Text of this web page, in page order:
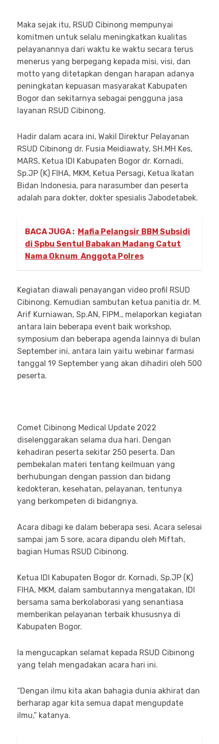
Maka sejak itu, RSUD Cibinong mempunyai
komitmen untuk selalu meningkatkan kualitas
pelayanannya dari waktu ke waktu secara terus
menerus yang berpegang kepada misi, visi, dan
motto yang ditetapkan dengan harapan adanya
peningkatan kepuasan masyarakat Kabupaten
Bogor dan sekitarnya sebagai pengguna jasa
layanan RSUD Cibinong.
Hadir dalam acara ini, Wakil Direktur Pelayanan
RSUD Cibinong dr. Fusia Meidiawaty, SH.MH Kes,
MARS, Ketua IDI Kabupaten Bogor dr. Kornadi,
Sp.JP (K) FIHA, MKM, Ketua Persagi, Ketua Ikatan
Bidan Indonesia, para narasumber dan peserta
adalah para dokter, dokter spesialis Jabodetabek.
BACA JUGA : Mafia Pelangsir BBM Subsidi
di Spbu Sentul Babakan Madang Catut
Nama Oknum Anggota Polres
Kegiatan diawali penayangan video profil RSUD
Cibinong. Kemudian sambutan ketua panitia dr. M.
Arif Kurniawan, Sp.AN, FIPM., melaporkan kegiatan
antara lain beberapa event baik workshop,
symposium dan beberapa agenda lainnya di bulan
September ini, antara lain yaitu webinar farmasi
tanggal 19 September yang akan dihadiri oleh 500
peserta.
Comet Cibinong Medical Update 2022
diselenggarakan selama dua hari. Dengan
kehadiran peserta sekitar 250 peserta. Dan
pembekalan materi tentang keilmuan yang
berhubungan dengan passion dan bidang
kedokteran, kesehatan, pelayanan, tentunya
yang berkompeten di bidangnya.
Acara dibagi ke dalam beberapa sesi. Acara selesai
sampai jam 5 sore, acara dipandu oleh Miftah,
bagian Humas RSUD Cibinong.
Ketua IDI Kabupaten Bogor dr. Kornadi, Sp.JP (K)
FIHA, MKM, dalam sambutannya mengatakan, IDI
bersama sama berkolaborasi yang senantiasa
memberikan pelayanan terbaik khususnya di
Kabupaten Bogor.
Ia mengucapkan selamat kepada RSUD Cibinong
yang telah mengadakan acara hari ini.
“Dengan ilmu kita akan bahagia dunia akhirat dan
berharap agar kita semua dapat mengupdate
ilmu,” katanya.